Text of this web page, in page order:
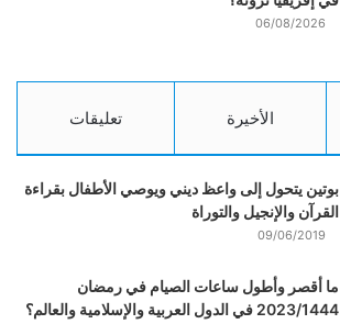
06/08/2026
الأخيرة تعليقات
بوتين يتحول إلى واعظ ديني ويوصي الأطفال بقراءة
القرآن والإنجيل والتوراة
09/06/2019
ما أقصر وأطول ساعات الصيام في رمضان
2023/1444 في الدول العربية والإسلامية والعالم؟